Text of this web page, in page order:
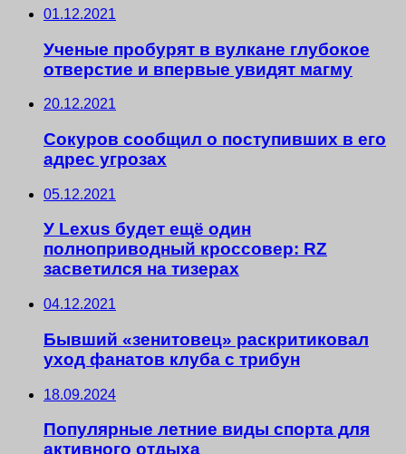
01.12.2021
Ученые пробурят в вулкане глубокое
отверстие и впервые увидят магму
20.12.2021
Сокуров сообщил о поступивших в его
адрес угрозах
05.12.2021
У Lexus будет ещё один
полноприводный кроссовер: RZ
засветился на тизерах
04.12.2021
Бывший «зенитовец» раскритиковал
уход фанатов клуба с трибун
18.09.2024
Популярные летние виды спорта для
активного отдыха